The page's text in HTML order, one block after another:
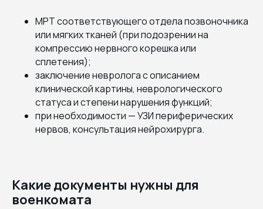
МРТ соответствующего отдела позвоночника
или мягких тканей (при подозрении на
компрессию нервного корешка или
сплетения);
заключение невролога с описанием
клинической картины, неврологического
статуса и степени нарушения функций;
при необходимости — УЗИ периферических
нервов, консультация нейрохирурга.
Какие документы нужны для
военкомата